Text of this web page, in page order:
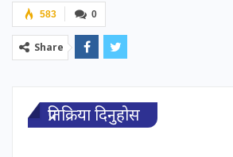
0
583
Share
प्रतिक्रिया दिनुहोस